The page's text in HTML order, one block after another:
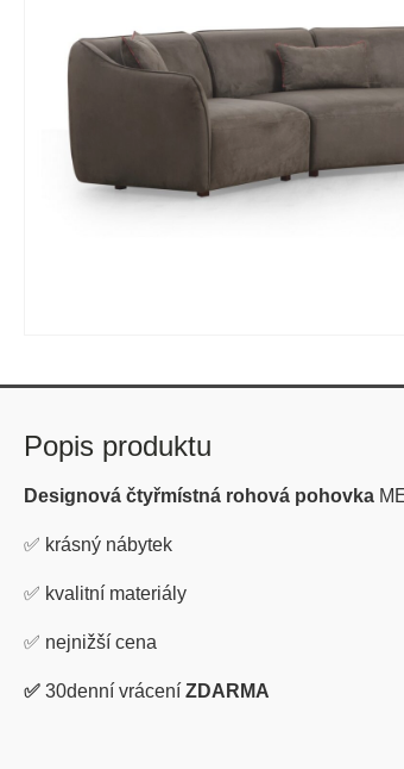
Popis produktu
Designová čtyřmístná rohová pohovka
✅ krásný nábytek
✅ kvalitní materiály
✅ nejnižší cena
✅ 30denní vrácení ZDARMA